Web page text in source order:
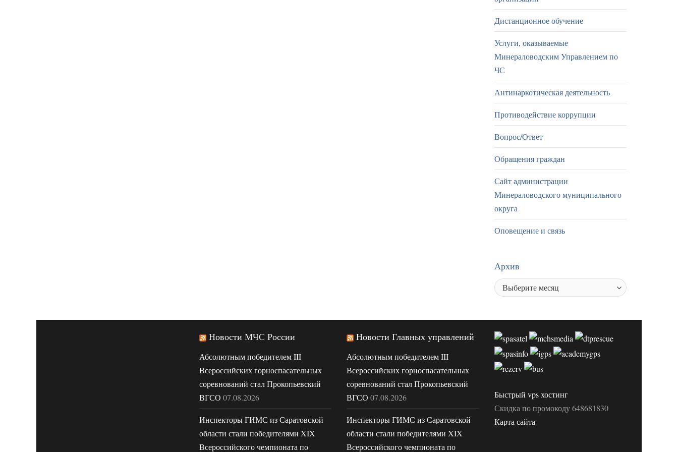
Дистанционное обучение
Услуги, оказываемые
Минераловодским Управлением по
ЧС
Антинаркотическая деятельность
Противодействие коррупции
Вопрос/Ответ
Обращения граждан
Сайт администрации
Минераловодского муниципального
округа
Оповещение и связь
Архив
Новости МЧС России
Абсолютным победителем III
Всероссийских горноспасательных
соревнований стал Прокопьевский
ВГСО 07.08.2026
Инспекторы ГИМС из Саратовской
области стали победителями XIX
Всероссийского чемпионата по
Новости Главных управлений
Абсолютным победителем III
Всероссийских горноспасательных
соревнований стал Прокопьевский
ВГСО 07.08.2026
Инспекторы ГИМС из Саратовской
области стали победителями XIX
Всероссийского чемпионата по
Быстрый vps хостинг
Скидка по промокоду 648681830
Карта сайта